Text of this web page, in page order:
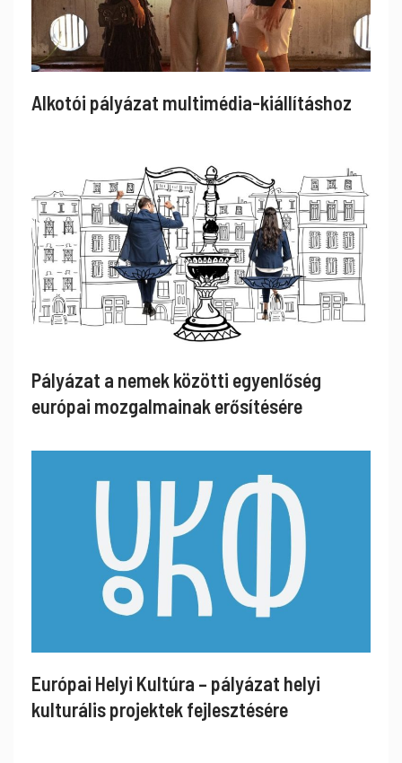
Alkotói pályázat multimédia-kiállításhoz
Pályázat a nemek közötti egyenlőség
európai mozgalmainak erősítésére
Európai Helyi Kultúra – pályázat helyi
kulturális projektek fejlesztésére